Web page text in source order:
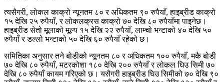
त्यसैगरी, लोकल काक्रो न्यूनतम ८० र अधिकतम ९० रुपैयाँ, हाइब्रीड काक्रो
१५ देखि २५ रुपैयाँ, र लोकलक्रस काक्रो ७० देखि ८० रुपैयाँमा पाइनेछ।
हाइब्रीड सेतो मूलाको मूल्य १५ देखि २२ रुपैयाँ, लाम्चो भन्टाको ४० देखि ५०
रुपैयाँ र डल्लो भन्टाको ५० देखि ६० रुपैयाँ रहेको छ।
समितिका अनुसार तने बोडीको न्यूनतम ८० र अधिकतम १०० रुपैयाँ, मकै बोडी
७० देखि ८० रुपैयाँ, मटरकोशा १८० देखि २०० रुपैयाँ र लोकल घिउ सिमी ७०
देखि ८० रुपैयाँ कायम गरिएको छ। यसैगरी हाइब्रीड घिउ सिमीको ७० देखि ९०